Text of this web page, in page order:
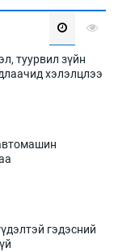
туурвил зүйн
хэлэлцлээ
гэдэсний